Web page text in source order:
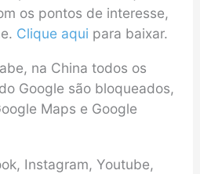
os pontos de interesse,
Clique aqui para baixar.
na China todos os
Google são bloqueados,
Maps e Google
Instagram, Youtube,